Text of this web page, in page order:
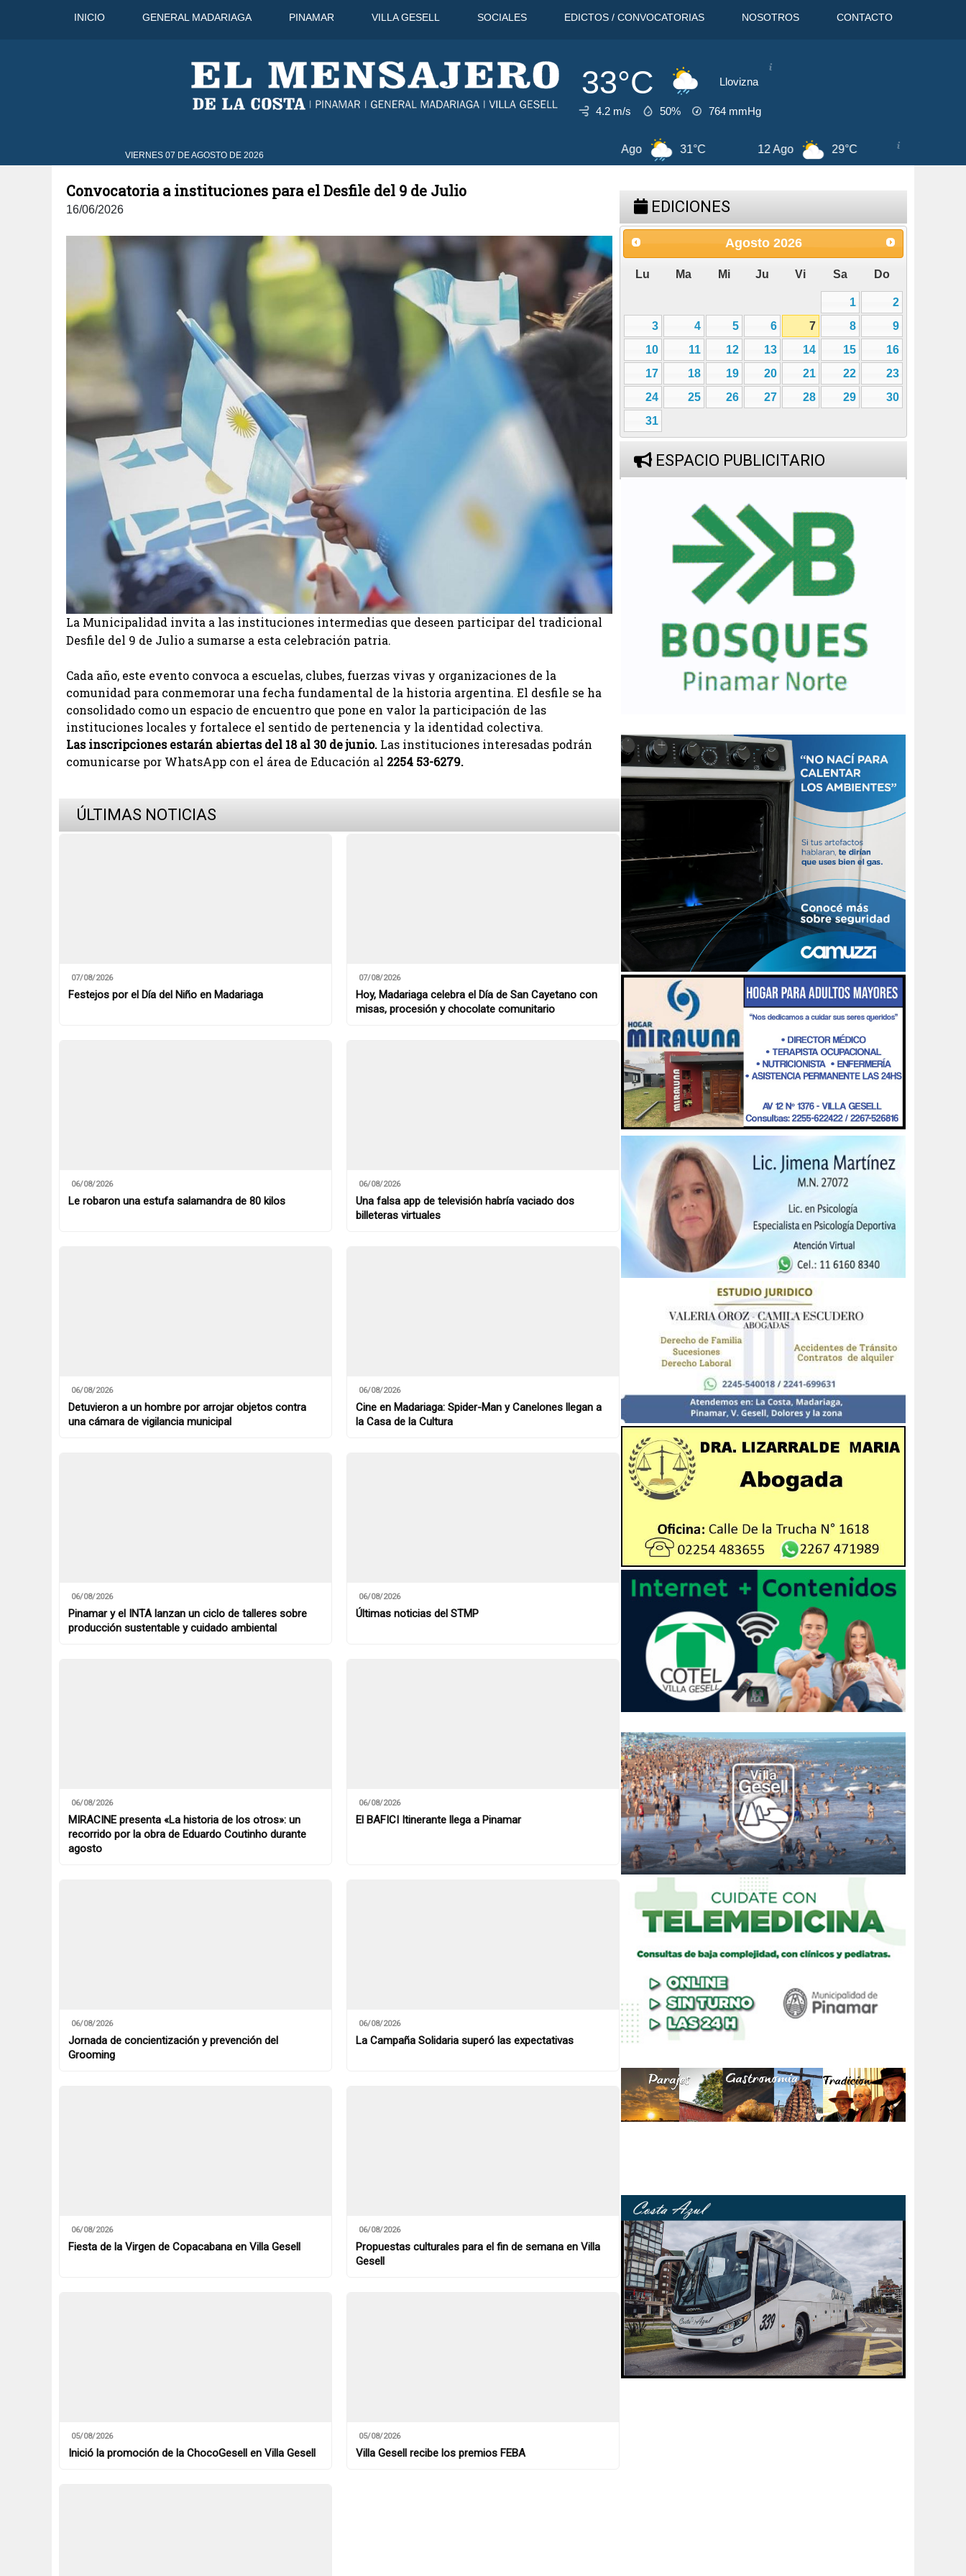
INICIO GENERAL MADARIAGA PINAMAR VILLA GESELL SOCIALES EDICTOS / CONVOCATORIAS NOSOTROS CONTACTO
33°C Llovizna
4.2 m/s 50% 764 mmHg
VIERNES 07 DE AGOSTO DE 2026
9 Ago 32°C 29°C 29°C 7 Ago
Convocatoria a instituciones para el Desfile del 9 de Julio
16/06/2026
La Municipalidad invita a las instituciones intermedias que deseen participar del tradicional
Desfile del 9 de Julio a sumarse a esta celebración patria.
Cada año, este evento convoca a escuelas, clubes, fuerzas vivas y organizaciones de la
comunidad para conmemorar una fecha fundamental de la historia argentina. El desfile se ha
consolidado como un espacio de encuentro que pone en valor la participación de las
instituciones locales y fortalece el sentido de pertenencia y la identidad colectiva.
Las inscripciones estarán abiertas del 18 al 30 de junio. Las instituciones interesadas podrán
comunicarse por WhatsApp con el área de Educación al 2254 53-6279.
ÚLTIMAS NOTICIAS
07/08/2026
Festejos por el Día del Niño en Madariaga
07/08/2026
Hoy, Madariaga celebra el Día de San Cayetano con
misas, procesión y chocolate comunitario
06/08/2026
Le robaron una estufa salamandra de 80 kilos
06/08/2026
Una falsa app de televisión habría vaciado dos
billeteras virtuales
06/08/2026
Detuvieron a un hombre por arrojar objetos contra
una cámara de vigilancia municipal
06/08/2026
Cine en Madariaga: Spider-Man y Canelones llegan a
la Casa de la Cultura
06/08/2026
Pinamar y el INTA lanzan un ciclo de talleres sobre
producción sustentable y cuidado ambiental
06/08/2026
Últimas noticias del STMP
06/08/2026
MIRACINE presenta «La historia de los otros»: un
recorrido por la obra de Eduardo Coutinho durante
agosto
06/08/2026
El BAFICI Itinerante llega a Pinamar
06/08/2026
Jornada de concientización y prevención del
Grooming
06/08/2026
La Campaña Solidaria superó las expectativas
06/08/2026
Fiesta de la Virgen de Copacabana en Villa Gesell
06/08/2026
Propuestas culturales para el fin de semana en Villa
Gesell
05/08/2026
Inició la promoción de la ChocoGesell en Villa Gesell
05/08/2026
Villa Gesell recibe los premios FEBA
EDICIONES
Agosto 2026
Lu Ma Mi Ju Vi Sa Do
1
2
3
4 5 6 7 8
9
10
11 12 13 14 15
16
17
18 19 20 21 22
23
24
25 26 27 28 29
30
31
ESPACIO PUBLICITARIO